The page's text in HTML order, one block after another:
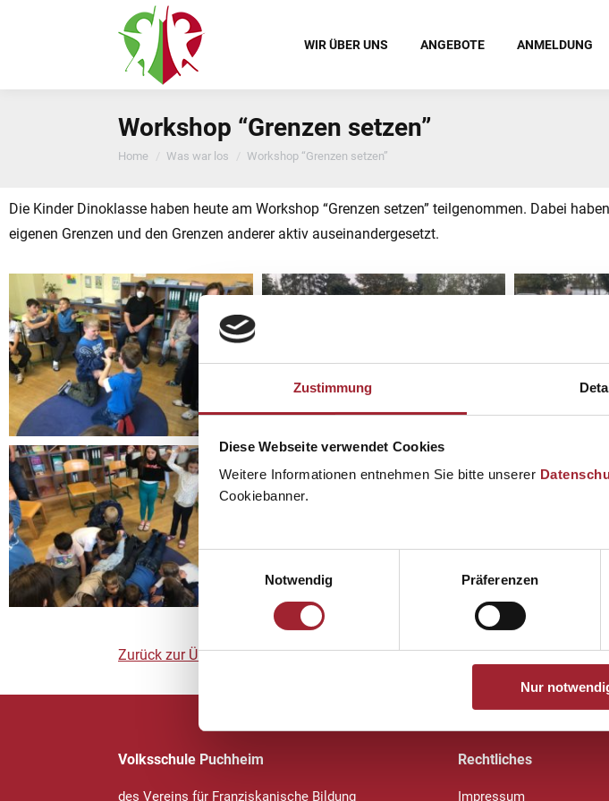
Zustimmung
Diese Webseite verwendet Cookies
Weitere Informationen entnehmen Sie bitte unserer
Cookiebanner.
Einwilligungsauswahl
Notwendig
Präferenzen
Nur
WIR ÜBER UNS ANGEBOTE ANMELDUNG
Workshop “Grenzen setzen”
You are here:
Home Was war los Workshop “Grenzen setzen”
Die Kinder Dinoklasse haben heute am Workshop “Grenzen setzen” teilgenommen. Dabei
eigenen Grenzen und den Grenzen anderer aktiv auseinandergesetzt.
Zurück zur Übersicht
Volksschule Puchheim
des Vereins für Franziskanische Bildung
Rechtliches
Impressum